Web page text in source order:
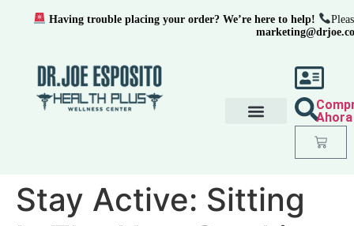
Ahora
Stay Active: Sitting
Having trouble placing your order? We’re here to help!